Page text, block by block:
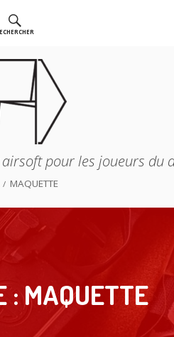
airsoft pour les joueurs du
MAQUETTE
:MAQUETTE